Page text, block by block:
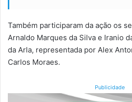
Também participaram da ação os
Arnaldo Marques da Silva e Iranio
da Arla, representada por Alex
Carlos Moraes.
Publicidade